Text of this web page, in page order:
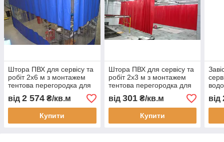
Штора ПВХ для сервісу та
робіт 2x6 м з монтажем
тентова перегородка для
складу цеху автомийки
водонепроникна під
замовлення
від 2 574 ₴/кв.м
Купити
Штора ПВХ для сервісу та
робіт 2x3 м з монтажем
тентова перегородка для
автомийки СТО складу
гаража водонепроникна
під замовлення
від 301₴/кв.м
Купити
від